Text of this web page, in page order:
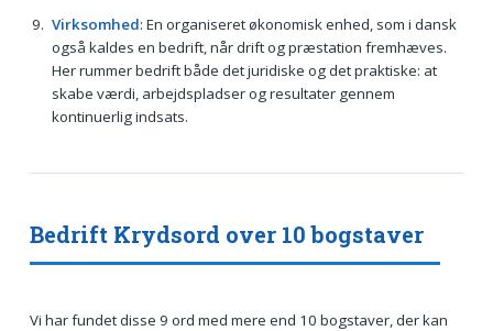
Virksomhed: En organiseret økonomisk enhed, som i dansk
også kaldes en bedrift, når drift og præstation fremhæves.
Her rummer bedrift både det juridiske og det praktiske: at
skabe værdi, arbejdspladser og resultater gennem
kontinuerlig indsats.
Bedrift Krydsord over 10 bogstaver
Vi har fundet disse 9 ord med mere end 10 bogstaver, der kan